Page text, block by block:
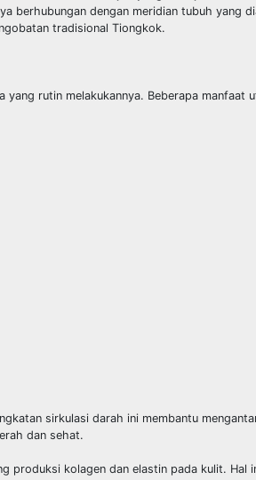
berhubungan dengan meridian tubuh yang
tradisional Tiongkok.
rutin melakukannya. Beberapa manfaat
sirkulasi darah ini membantu
dan sehat.
produksi kolagen dan elastin pada kulit. Hal